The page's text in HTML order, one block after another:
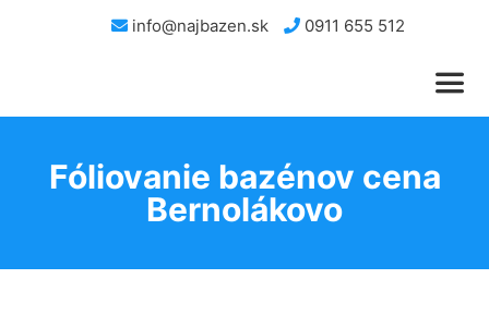
info@najbazen.sk 0911 655 512
Fóliovanie bazénov cena
Bernolákovo